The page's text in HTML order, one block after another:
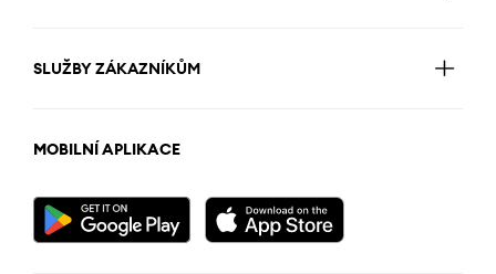
SLUŽBY ZÁKAZNÍKŮM
MOBILNÍ APLIKACE